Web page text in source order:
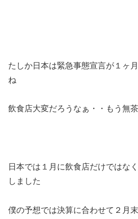
たしか日本は緊急事態宣言が１ヶ
ね
飲食店大変だろうなぁ・・もう無
日本では１月に飲食店だけではな
しました
僕の予想では決算に合わせて２月